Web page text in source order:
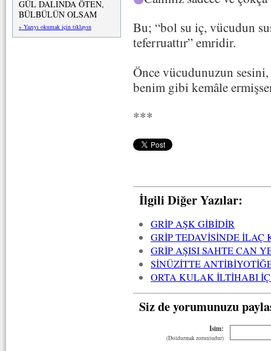
GÜL DALINDA ÖTEN,
BÜLBÜLÜN OLSAM
» Yazıyı okumak için tıklayın
Bu; “bol su iç, vücudun
teferruattır” emridir.
Önce vücudunuzun
benim gibi kemâle
***
İlgili Diğer Yazılar:
GRİP AŞK GİBİDİR
GRİP TEDAVİSİNDE
GRİP AŞISI SAHTE CAN
SİNÜZİTTE
ORTA KULAK İLTİHABI
Siz de yorumunuzu
İsim:
(Doldurmak zorunludur)